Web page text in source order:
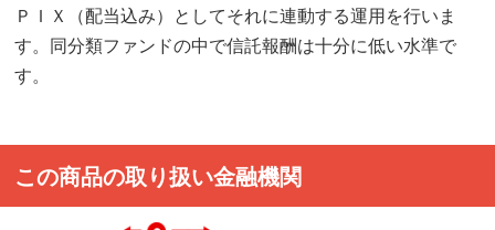
ＰＩＸ（配当込み）としてそれに連動する運用を行いま
す。同分類ファンドの中で信託報酬は十分に低い水準で
す。
この商品の取り扱い金融機関